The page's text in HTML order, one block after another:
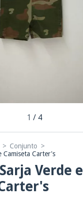
1 / 4
> Conjunto >
Camiseta Carter's
Verde e